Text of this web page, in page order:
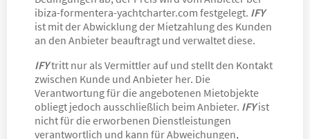
ibiza-formentera-yachtcharter.com festgelegt. IFY
ist mit der Abwicklung der Mietzahlung des Kunden
an den Anbieter beauftragt und verwaltet diese.
IFYtritt nur als Vermittler auf und stellt den Kontakt
zwischen Kunde und Anbieter her. Die
Verantwortung für die angebotenen Mietobjekte
obliegt jedoch ausschließlich beim Anbieter. IFYist
nicht für die erworbenen Dienstleistungen
verantwortlich und kann für Abweichungen,